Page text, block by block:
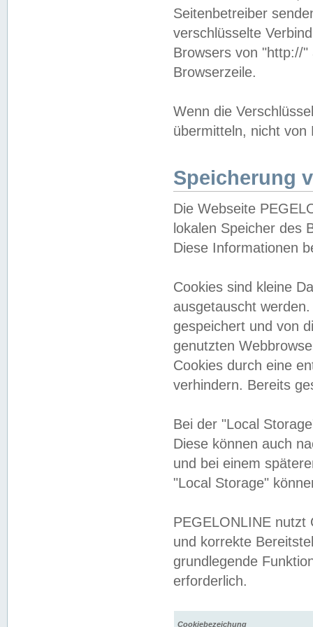
Seitenbetreiber
verschlüsselte
Browsers von "http://
Browserzeile.
Wenn die
übermitteln, nicht von
Speicherung
Die Webseite
lokalen Speicher des
Diese Informationen
Cookies sind kleine
ausgetauscht
gespeichert und von
genutzten
Cookies durch eine
verhindern. Bereits
Bei der "Local
Diese können auch
und bei einem
"Local Storage"
PEGELONLINE nutzt
und korrekte
grundlegende
erforderlich.
Cookiebezeichung